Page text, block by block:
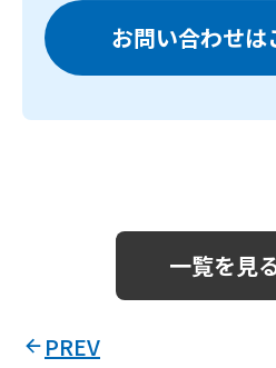
お問い合わせは
PREV
一覧を見